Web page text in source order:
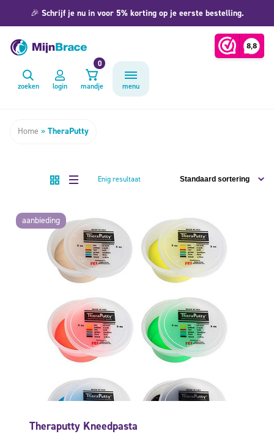
🎉 Schrijf je nu in voor 5% korting op je eerste bestelling.
zoeken login mandje
0
menu
Home » TheraPutty
Enig resultaat
aanbieding
Theraputty Kneedpasta